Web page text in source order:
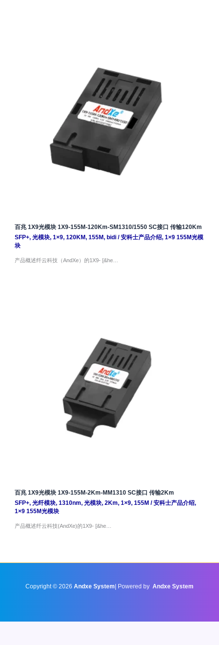
百兆 1X9光模块 1X9-155M-120Km-SM1310/1550 SC接口 传输120Km
SFP+, 光模块, 1×9, 120KM, 155M, bidi/安科士产品介绍, 1×9 155M光模
块
产品概述纤云科技（AndXe）的1X9- [&he…
百兆 1X9光模块 1X9-155M-2Km-MM1310 SC接口 传输2Km
SFP+, 光纤模块, 1310nm, 光模块, 2Km, 1×9, 155M /安科士产品介绍,
1×9 155M光模块
产品概述纤云科技(AndXe)的1X9- [&he…
Copyright © 2026 Andxe System | Powered by Andxe System